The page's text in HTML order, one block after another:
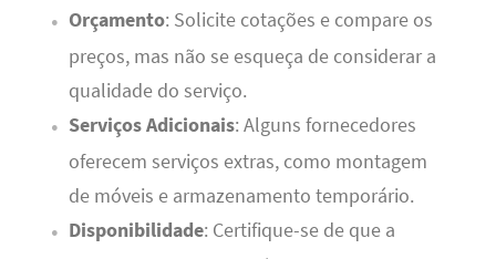
Orçamento: Solicite cotações e compare os
preços, mas não se esqueça de considerar a
qualidade do serviço.
Serviços Adicionais: Alguns fornecedores
oferecem serviços extras, como montagem
de móveis e armazenamento temporário.
Disponibilidade: Certifique-se de que a